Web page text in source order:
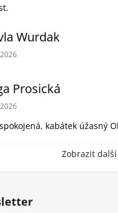
Wurdak
obchodu je 5 z 5
Prosická
obchodu je 5 z 5
kabátek úžasný
Zobrazit